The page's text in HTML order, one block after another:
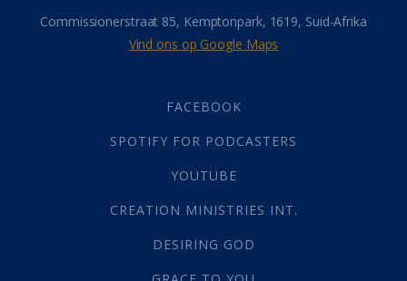
Verheerlikte liggaam
Wederkoms
(27)
Gebed(87)
Die Onse Vader(12)
God(392)
Afgode(23)
Almag(1)
Alomteenwoordig
Commissionerstraat 85, Kemptonpark, 1619, Suid-Afrika
Vind ons op Google Maps
FACEBOOK
SPOTIFY FOR PODCASTERS
YOUTUBE
CREATION MINISTRIES INT.
DESIRING GOD